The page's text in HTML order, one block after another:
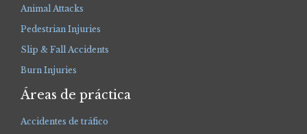
Animal Attacks
Pedestrian Injuries
Slip & Fall Accidents
Burn Injuries
Áreas de práctica
Accidentes de tráfico